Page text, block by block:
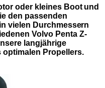
oder kleines Boot und
den passenden
vielen Durchmessern
Volvo Penta Z-
langjährige
optimalen Propellers.